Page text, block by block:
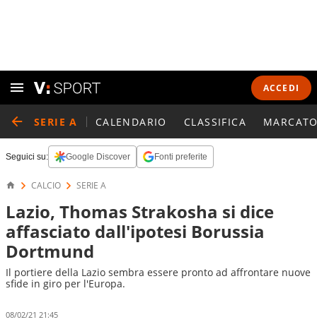
ACCEDI
SERIE A CALENDARIO CLASSIFICA
Seguici su: Google Discover Fonti preferite
CALCIO SERIE A
Lazio, Thomas Strakosha si dice
affasciato dall'ipotesi Borussia
Dortmund
Il portiere della Lazio sembra essere pronto ad affrontare nuove
sfide in giro per l'Europa.
08/02/21 21:45